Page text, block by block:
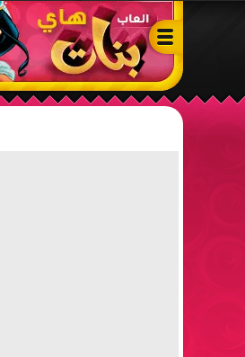
ألعاب بنات هاي – أفضل ألعاب